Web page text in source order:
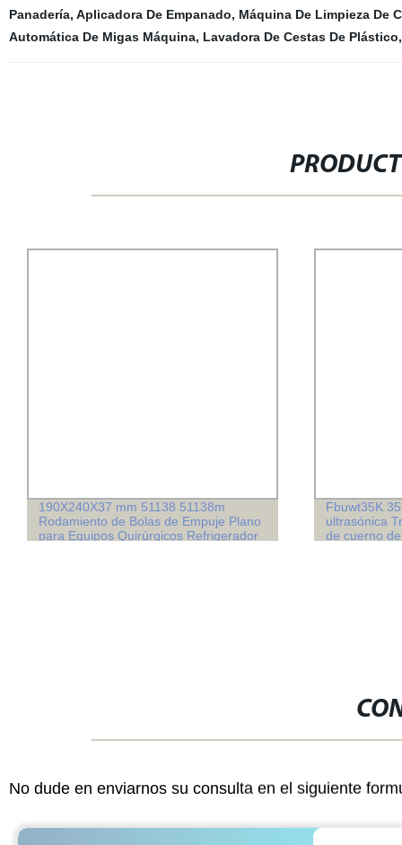
Panadería, Aplicadora De Empanado, Máquina De Limpieza De
Automática De Migas Máquina, Lavadora De Cestas De Plástico,
190X240X37 mm 51138 51138m
Rodamiento de Bolas de Empuje Plano
para Equipos Quirúrgicos Refrigerador
Fbuwt35K
ultrasónica
de cuerno
No dude en enviarnos su consulta en el siguiente